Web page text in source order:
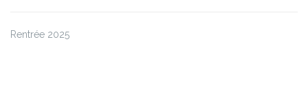
Rentrée 2025